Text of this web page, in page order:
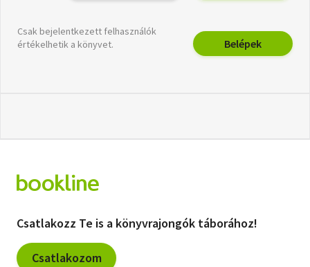
Csak bejelentkezett felhasználók
értékelhetik a könyvet.
Belépek
Csatlakozz Te is a könyvrajongók táborához!
Csatlakozom